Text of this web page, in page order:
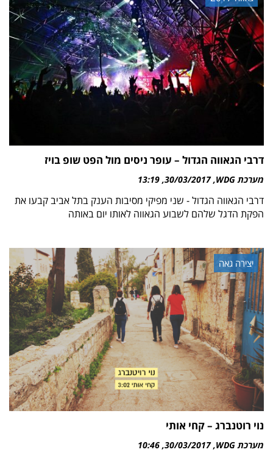
דרבי הגאווה הגדול – עופר ניסים מול הפט שופ בויז
מערכת WDG 30/03/2017
13:19
דרבי הגאווה הגדול - שני מפיקי מסיבות הענק בתל אביב קבעו את
הפקת הדגל שלהם לשבוע הגאווה לאותו יום באותה
יצירה גאה
נוי רוטנברג – קחי אותי
מערכת WDG 30/03/2017
10:46